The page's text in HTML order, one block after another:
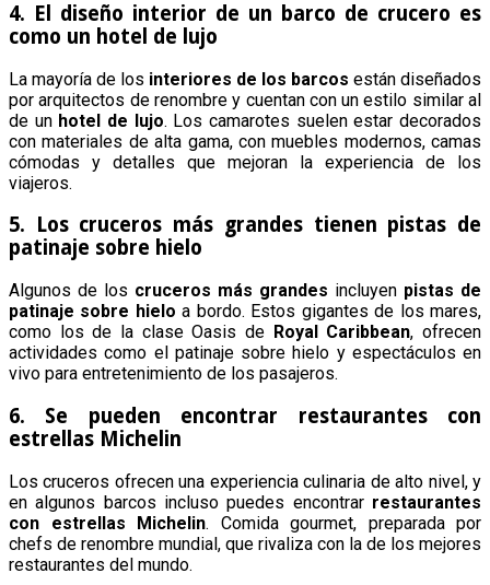
4. El diseño interior de un barco de crucero es
como un hotel de lujo
La mayoría de los interiores de los barcos están diseñados
por arquitectos de renombre y cuentan con un estilo similar al
de un hotel de lujo. Los camarotes suelen estar decorados
con materiales de alta gama, con muebles modernos, camas
cómodas y detalles que mejoran la experiencia de los
viajeros.
5. Los cruceros más grandes tienen pistas de
patinaje sobre hielo
Algunos de los cruceros más grandes incluyen pistas de
patinaje sobre hielo a bordo. Estos gigantes de los mares,
como los de la clase Oasis de Royal Caribbean, ofrecen
actividades como el patinaje sobre hielo y espectáculos en
vivo para entretenimiento de los pasajeros.
6. Se pueden encontrar restaurantes con
estrellas Michelin
Los cruceros ofrecen una experiencia culinaria de alto nivel, y
en algunos barcos incluso puedes encontrar restaurantes
con estrellas Michelin. Comida gourmet, preparada por
chefs de renombre mundial, que rivaliza con la de los mejores
restaurantes del mundo.